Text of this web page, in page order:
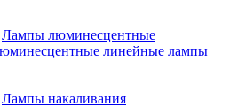
Лампы люминесцентные
линейные лампы
Лампы накаливания